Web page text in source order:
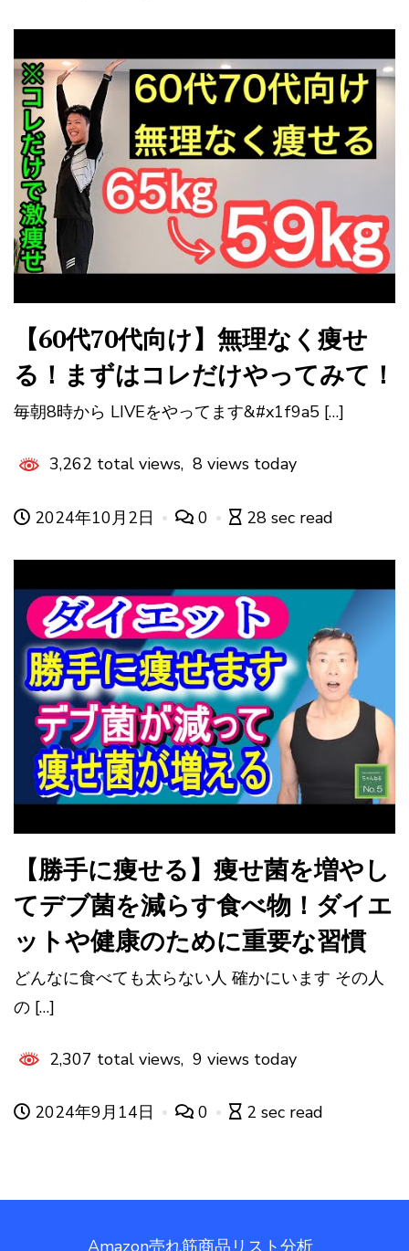
【60代70代向け】無理なく痩せ
る！まずはコレだけやってみて！
毎朝8時から LIVEをやってます&#x1f9a5 […]
3,262 total views, 8 views today
2024年10月2日 0 28 sec read
【勝手に痩せる】痩せ菌を増やし
てデブ菌を減らす食べ物！ダイエ
ットや健康のために重要な習慣
どんなに食べても太らない人 確かにいます その人
の […]
2,307 total views, 9 views today
2024年9月14日 0 2 sec read